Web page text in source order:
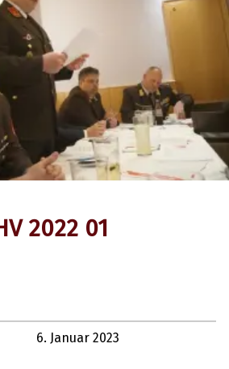
2022 01
6. Januar 2023